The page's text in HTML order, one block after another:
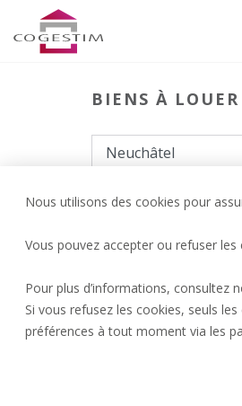
Nous utilisons des cookies pour
Vous pouvez accepter ou refuser
Pour plus d’informations, consultez
Si vous refusez les cookies, seuls
préférences à tout moment via les
BIENS À LOUER